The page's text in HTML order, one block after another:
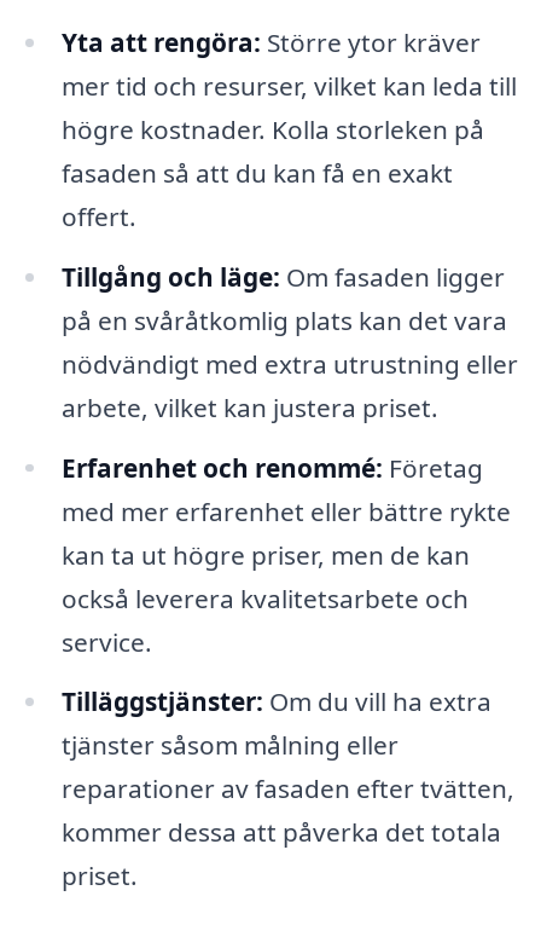
Yta att rengöra: Större ytor kräver
mer tid och resurser, vilket kan leda till
högre kostnader. Kolla storleken på
fasaden så att du kan få en exakt
offert.
Tillgång och läge: Om fasaden ligger
på en svåråtkomlig plats kan det vara
nödvändigt med extra utrustning eller
arbete, vilket kan justera priset.
Erfarenhet och renommé: Företag
med mer erfarenhet eller bättre rykte
kan ta ut högre priser, men de kan
också leverera kvalitetsarbete och
service.
Tilläggstjänster: Om du vill ha extra
tjänster såsom målning eller
reparationer av fasaden efter tvätten,
kommer dessa att påverka det totala
priset.